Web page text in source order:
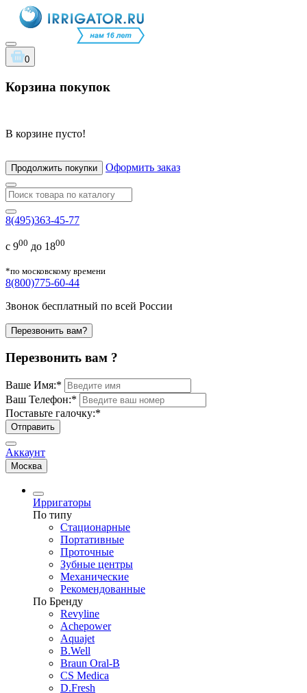
0
Корзина покупок
В корзине пусто!
Продолжить покупки Оформить заказ
8(495)363-45-77
с 900 до 1800
*по московскому времени
8(800)775-60-44
Звонок бесплатный по всей России
Перезвонить вам?
Перезвонить вам ?
Ваше Имя:*
Ваш Телефон:*
Поставьте галочку:*
Отправить
Аккаунт
Москва
Ирригаторы
По типу
Стационарные
Портативные
Проточные
Зубные центры
Механические
Рекомендованные
По Бренду
Revyline
Achepower
Aquajet
B.Well
Braun Oral-B
CS Medica
D.Fresh